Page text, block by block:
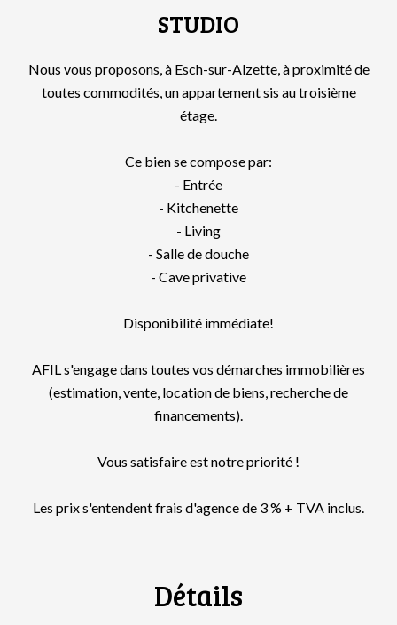
STUDIO
Nous vous proposons, à Esch-sur-Alzette, à proximité de
toutes commodités, un appartement sis au troisième
étage.
Ce bien se compose par:
- Entrée
- Kitchenette
- Living
- Salle de douche
- Cave privative
Disponibilité immédiate!
AFIL s'engage dans toutes vos démarches immobilières
(estimation, vente, location de biens, recherche de
financements).
Vous satisfaire est notre priorité !
Les prix s'entendent frais d'agence de 3 % + TVA inclus.
Détails